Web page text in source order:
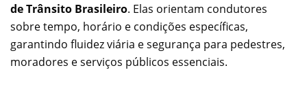
de Trânsito Brasileiro. Elas orientam condutores
sobre tempo, horário e condições específicas,
garantindo fluidez viária e segurança para pedestres,
moradores e serviços públicos essenciais.